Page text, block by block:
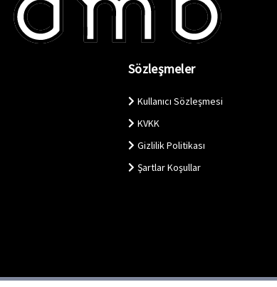
Sözleşmeler
Kullanıcı Sözleşmesi
KVKK
Gizlilik Politikası
Şartlar Koşullar